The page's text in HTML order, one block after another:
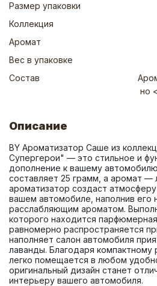
Размер упаковки
Коллекция
Аромат
Вес в упаковке
Состав
но
Описание
BY Ароматизатор Саше из
Супергерои" — это стильное и
дополнение к вашему
составляет 25 грамм, а аромат —
ароматизатор создаст
вашем автомобиле, наполнив его
расслабляющим ароматом.
которого находится
равномерно распространяется
наполняет салон автомобиля
лаванды. Благодаря компактному
легко помещается в любом
оригинальный дизайн станет
интерьеру вашего автомобиля.